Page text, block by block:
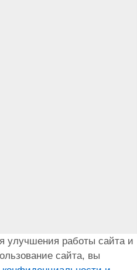
работы сайта и
сайта, вы